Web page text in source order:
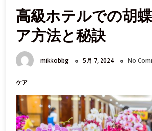
高級ホテルでの胡
ア方法と秘訣
mikkobbg 5月 7, 2024 No
ケア